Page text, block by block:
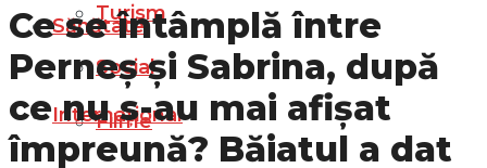
Turism
Social
Filme
Sănătate
Internațional
Ce se întâmplă între
Perneș și Sabrina, după
ce nu s-au mai afișat
împreună? Băiatul a dat